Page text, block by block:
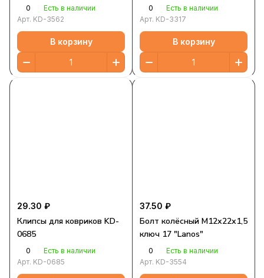
0
Есть в наличии
Арт. KD-3562
В корзину
0
Есть в наличии
Арт. KD-3317
В корзину
29.30 ₽
Клипсы для ковриков KD-
0685
0
Есть в наличии
Арт. KD-0685
37.50 ₽
Болт колёсный М12х22х1,5
ключ 17 "Lanos"
0
Есть в наличии
Арт. KD-3554